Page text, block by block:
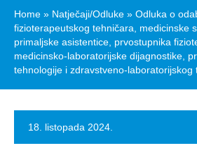
Home » Natječaji/Odluke » Odluka o
fizioterapeutskog tehničara, medicinske
primaljske asistentice, prvostupnika
medicinsko-laboratorijske dijagnostike,
tehnologije i zdravstveno-laboratorijskog
18. listopada 2024.